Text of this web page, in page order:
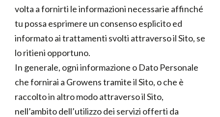
volta a fornirti le informazioni necessarie affinché
tu possa esprimere un consenso esplicito ed
informato ai trattamenti svolti attraverso il Sito, se
lo ritieni opportuno.
In generale, ogni informazione o Dato Personale
che fornirai a Growens tramite il Sito, o che è
raccolto in altro modo attraverso il Sito,
nell’ambito dell’utilizzo dei servizi offerti da